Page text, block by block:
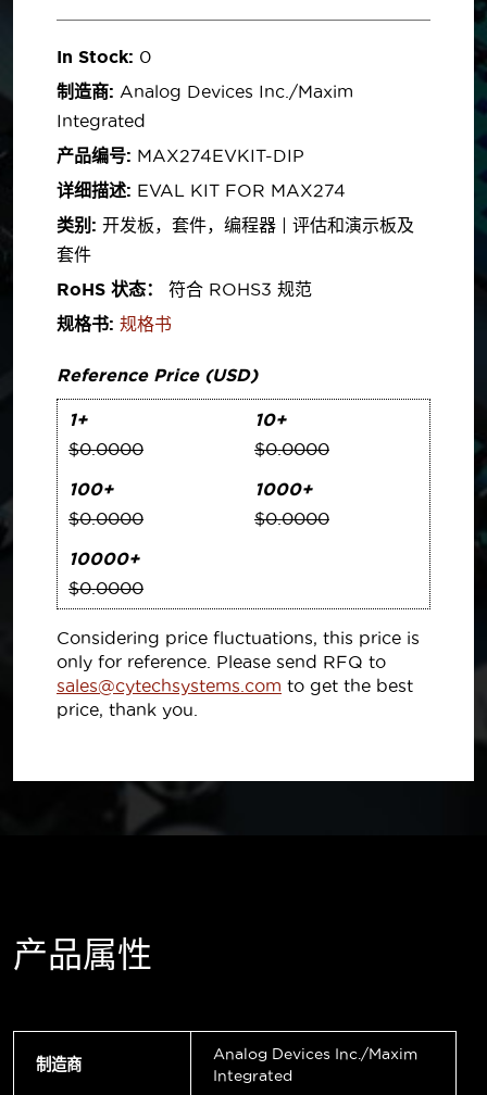
In Stock: 0
制造商: Analog Devices Inc./Maxim
Integrated
产品编号: MAX274EVKIT-DIP
详细描述: EVAL KIT FOR MAX274
类别: 开发板，套件，编程器 | 评估和演示板及
套件
RoHS 状态：
符合 ROHS3 规范
规格书: 规格书
Reference Price (USD)
1+
$0.0000
10+
$0.0000
100+
$0.0000
1000+
$0.0000
10000+
$0.0000
Considering price fluctuations, this price is
only for reference. Please send RFQ to
sales@cytechsystems.com to get the best
price, thank you.
产品属性
制造商
Analog Devices Inc./Maxim
Integrated